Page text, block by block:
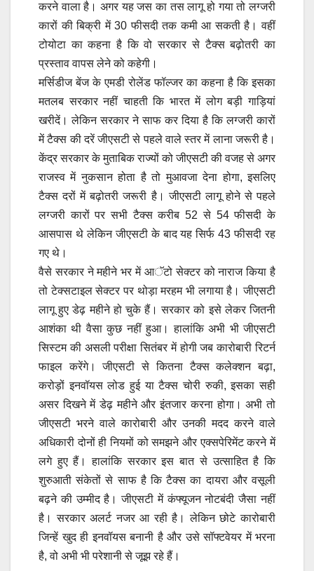
करने वाला है। अगर यह जस का तस लागू हो गया तो लग्जरी
कारों की बिक्री में 30 फीसदी तक कमी आ सकती है। वहीं
टोयोटा का कहना है कि वो सरकार से टैक्स बढ़ोतरी का
प्रस्ताव वापस लेने को कहेगी।
मर्सिडीज बेंज के एमडी रोलेंड फॉल्जर का कहना है कि इसका
मतलब सरकार नहीं चाहती कि भारत में लोग बड़ी गाड़ियां
खरीदें। लेकिन सरकार ने साफ कर दिया है कि लग्जरी कारों
में टैक्स की दरें जीएसटी से पहले वाले स्तर में लाना जरूरी है।
केंद्र सरकार के मुताबिक राज्यों को जीएसटी की वजह से अगर
राजस्व में नुकसान होता है तो मुआवजा देना होगा, इसलिए
टैक्स दरों में बढ़ोतरी जरूरी है। जीएसटी लागू होने से पहले
लग्जरी कारों पर सभी टैक्स करीब 52 से 54 फीसदी के
आसपास थे लेकिन जीएसटी के बाद यह सिर्फ 43 फीसदी रह
गए थे।
वैसे सरकार ने महीने भर में आॅटो सेक्टर को नाराज किया है
तो टेक्सटाइल सेक्टर पर थोड़ा मरहम भी लगाया है। जीएसटी
लागू हुए डेढ़ महीने हो चुके हैं। सरकार को इसे लेकर जितनी
आशंका थी वैसा कुछ नहीं हुआ। हालांकि अभी भी जीएसटी
सिस्टम की असली परीक्षा सितंबर में होगी जब कारोबारी रिटर्न
फाइल करेंगे। जीएसटी से कितना टैक्स कलेक्शन बढ़ा,
करोड़ों इनवॉयस लोड हुई या टैक्स चोरी रुकी, इसका सही
असर दिखने में डेढ़ महीने और इंतजार करना होगा। अभी तो
जीएसटी भरने वाले कारोबारी और उनकी मदद करने वाले
अधिकारी दोनों ही नियमों को समझने और एक्सपेरिमेंट करने में
लगे हुए हैं। हालांकि सरकार इस बात से उत्साहित है कि
शुरुआती संकेतों से साफ है कि टैक्स का दायरा और वसूली
बढ़ने की उम्मीद है। जीएसटी में कंफ्यूजन नोटबंदी जैसा नहीं
है। सरकार अलर्ट नजर आ रही है। लेकिन छोटे कारोबारी
जिन्हें खुद ही इनवॉयस बनानी है और उसे सॉफ्टवेयर में भरना
है, वो अभी भी परेशानी से जूझ रहे हैं।